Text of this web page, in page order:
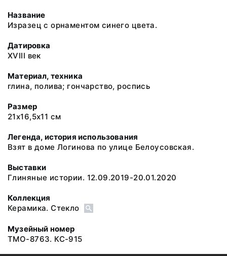
Название
Изразец с орнаментом синего цвета.
Датировка
XVIII век
Материал, техника
глина, полива; гончарство, роспись
Размер
21х16,5х11 см
Легенда, история использования
Взят в доме Логинова по улице Белоусовская.
Выставки
Глиняные истории. 12.09.2019-20.01.2020
Коллекция
Керамика. Стекло
Музейный номер
ТМО-8763. КС-915